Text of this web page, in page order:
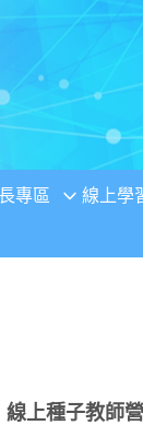
專區 線上學
上種子教師